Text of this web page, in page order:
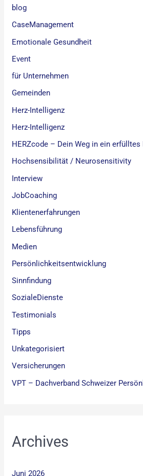
blog
CaseManagement
Emotionale Gesundheit
Event
für Unternehmen
Gemeinden
Herz-Intelligenz
Herz-Intelligenz
HERZcode – Dein Weg in ein erfülltes
Hochsensibilität / Neurosensitivity
Interview
JobCoaching
Klientenerfahrungen
Lebensführung
Medien
Persönlichkeitsentwicklung
Sinnfindung
SozialeDienste
Testimonials
Tipps
Unkategorisiert
Versicherungen
VPT – Dachverband Schweizer
Archives
Juni 2026